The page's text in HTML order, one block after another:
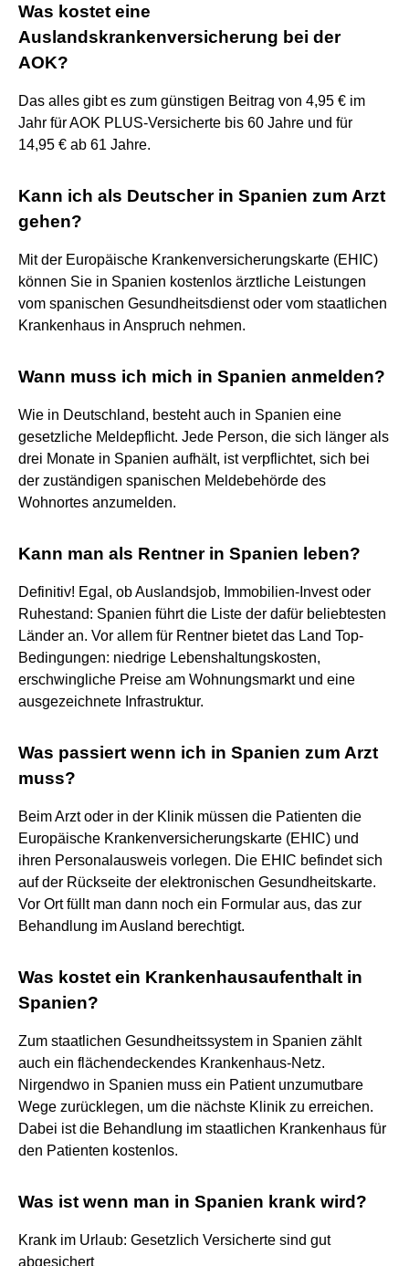
Was kostet eine
Auslandskrankenversicherung bei der
AOK?
Das alles gibt es zum günstigen Beitrag von 4,95 € im
Jahr für AOK PLUS-Versicherte bis 60 Jahre und für
14,95 € ab 61 Jahre.
Kann ich als Deutscher in Spanien zum Arzt
gehen?
Mit der Europäische Krankenversicherungskarte (EHIC)
können Sie in Spanien kostenlos ärztliche Leistungen
vom spanischen Gesundheitsdienst oder vom staatlichen
Krankenhaus in Anspruch nehmen.
Wann muss ich mich in Spanien anmelden?
Wie in Deutschland, besteht auch in Spanien eine
gesetzliche Meldepflicht. Jede Person, die sich länger als
drei Monate in Spanien aufhält, ist verpflichtet, sich bei
der zuständigen spanischen Meldebehörde des
Wohnortes anzumelden.
Kann man als Rentner in Spanien leben?
Definitiv! Egal, ob Auslandsjob, Immobilien-Invest oder
Ruhestand: Spanien führt die Liste der dafür beliebtesten
Länder an. Vor allem für Rentner bietet das Land Top-
Bedingungen: niedrige Lebenshaltungskosten,
erschwingliche Preise am Wohnungsmarkt und eine
ausgezeichnete Infrastruktur.
Was passiert wenn ich in Spanien zum Arzt
muss?
Beim Arzt oder in der Klinik müssen die Patienten die
Europäische Krankenversicherungskarte (EHIC) und
ihren Personalausweis vorlegen. Die EHIC befindet sich
auf der Rückseite der elektronischen Gesundheitskarte.
Vor Ort füllt man dann noch ein Formular aus, das zur
Behandlung im Ausland berechtigt.
Was kostet ein Krankenhausaufenthalt in
Spanien?
Zum staatlichen Gesundheitssystem in Spanien zählt
auch ein flächendeckendes Krankenhaus-Netz.
Nirgendwo in Spanien muss ein Patient unzumutbare
Wege zurücklegen, um die nächste Klinik zu erreichen.
Dabei ist die Behandlung im staatlichen Krankenhaus für
den Patienten kostenlos.
Was ist wenn man in Spanien krank wird?
Krank im Urlaub: Gesetzlich Versicherte sind gut
abgesichert